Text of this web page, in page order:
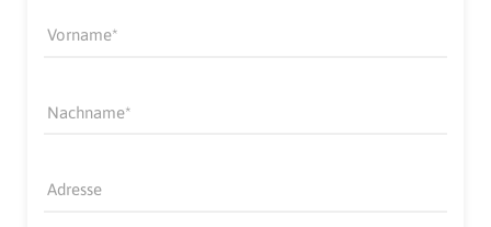
Vorname
Nachname
Adresse